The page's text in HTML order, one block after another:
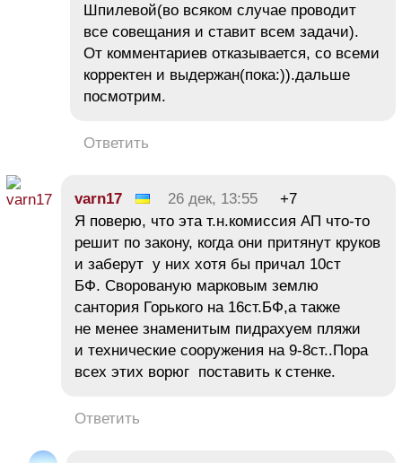
Шпилевой(во всяком случае проводит
все совещания и ставит всем задачи).
От комментариев отказывается, со всеми
корректен и выдержан(пока:)).дальше
посмотрим.
Ответить
varn17 26 дек, 13:55
+7
Я поверю, что эта т.н.комиссия АП что-то
решит по закону, когда они притянут круков
и заберут у них хотя бы причал 10ст
БФ. Сворованую марковым землю
сантория Горького на 16ст.БФ,а также
не менее знаменитым пидрахуем пляжи
и технические сооружения на 9-8ст..Пора
всех этих ворюг поставить к стенке.
Ответить